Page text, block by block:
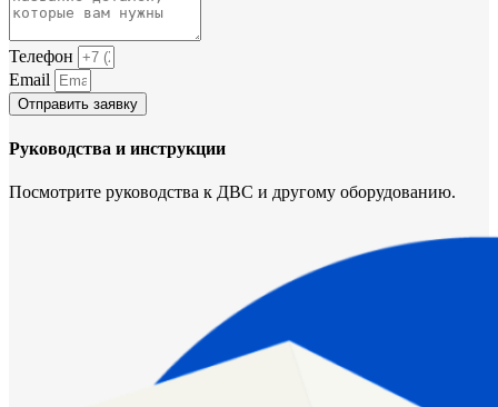
Телефон
Email
Отправить заявку
Руководства и инструкции
Посмотрите руководства к ДВС и другому оборудованию.